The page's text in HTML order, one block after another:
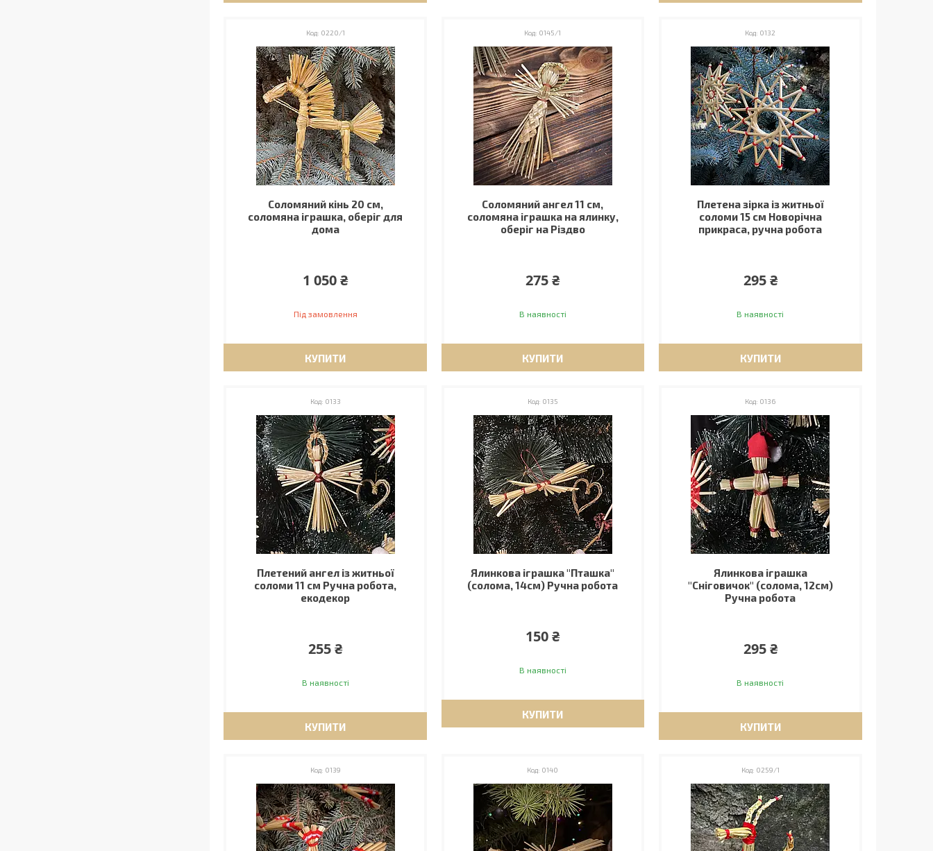
0220/1
Соломяний кінь 20 см,
соломяна іграшка, оберіг для
дома
1 050 ₴
Під замовлення
КУПИТИ
0145/1
Соломяний ангел 11 см,
соломяна іграшка на ялинку,
оберіг на Різдво
275 ₴
В наявності
КУПИТИ
0132
Плетена зірка із житньої
соломи 15 см Новорічна
прикраса, ручна робота
295 ₴
В наявності
КУПИТИ
0133
Плетений ангел із житньої
соломи 11 см Ручна робота,
екодекор
255 ₴
В наявності
КУПИТИ
0135
Ялинкова іграшка "Пташка"
(солома, 14см) Ручна робота
150 ₴
В наявності
КУПИТИ
0136
Ялинкова іграшка
"Сніговичок" (солома, 12см)
Ручна робота
295 ₴
В наявності
КУПИТИ
0139 0140 0259/1